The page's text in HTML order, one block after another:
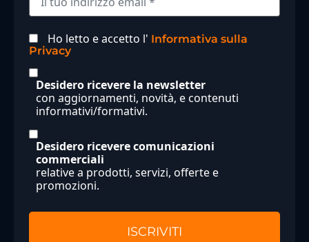
Ho letto e accetto l' Informativa sulla
Privacy
Desidero ricevere la newsletter
con aggiornamenti, novità, e contenuti
informativi/formativi.
Desidero ricevere comunicazioni
commerciali
relative a prodotti, servizi, offerte e
promozioni.